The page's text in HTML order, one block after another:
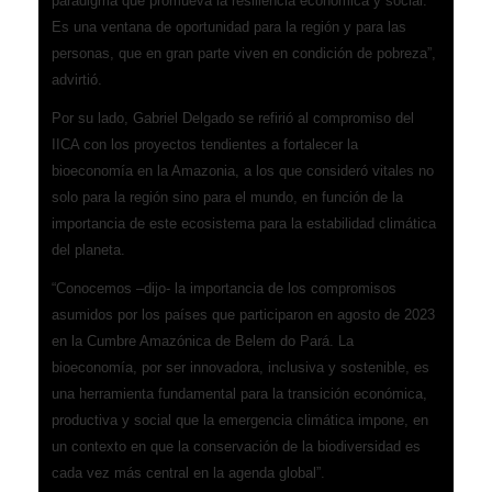
Es una ventana de oportunidad para la región y para las
personas, que en gran parte viven en condición de pobreza”,
advirtió.
Por su lado, Gabriel Delgado se refirió al compromiso del
IICA con los proyectos tendientes a fortalecer la
bioeconomía en la Amazonia, a los que consideró vitales no
solo para la región sino para el mundo, en función de la
importancia de este ecosistema para la estabilidad climática
del planeta.
“Conocemos –dijo- la importancia de los compromisos
asumidos por los países que participaron en agosto de 2023
en la Cumbre Amazónica de Belem do Pará. La
bioeconomía, por ser innovadora, inclusiva y sostenible, es
una herramienta fundamental para la transición económica,
productiva y social que la emergencia climática impone, en
un contexto en que la conservación de la biodiversidad es
cada vez más central en la agenda global”.